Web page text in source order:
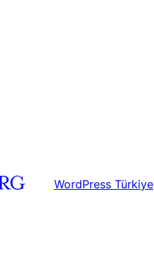
WordPress Türkiye